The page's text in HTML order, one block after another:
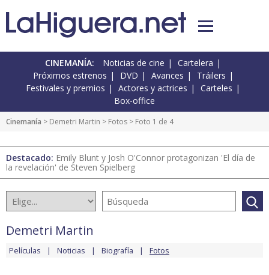
CINEMANÍA: Noticias de cine
Cartelera
Próximos estrenos
DVD Avances
Tráilers
Festivales y premios
Actores y actrices
Carteles
Box-office
Cinemanía > Demetri Martin > Fotos > Foto 1 de 4
Destacado: Emily Blunt y Josh O'Connor protagonizan 'El día de
la revelación' de Steven Spielberg
Demetri Martin
Películas Noticias Biografía Fotos